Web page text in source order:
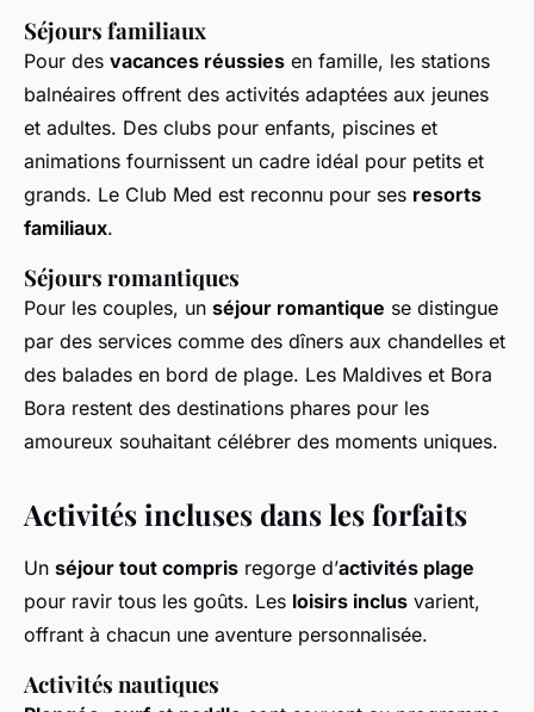
Séjours familiaux
Pour des vacances réussies en famille, les stations
balnéaires offrent des activités adaptées aux jeunes
et adultes. Des clubs pour enfants, piscines et
animations fournissent un cadre idéal pour petits et
grands. Le Club Med est reconnu pour ses resorts
familiaux.
Séjours romantiques
Pour les couples, un séjour romantique se distingue
par des services comme des dîners aux chandelles et
des balades en bord de plage. Les Maldives et Bora
Bora restent des destinations phares pour les
amoureux souhaitant célébrer des moments uniques.
Activités incluses dans les forfaits
Un séjour tout compris regorge d’activités plage
pour ravir tous les goûts. Les loisirs inclus varient,
offrant à chacun une aventure personnalisée.
Activités nautiques